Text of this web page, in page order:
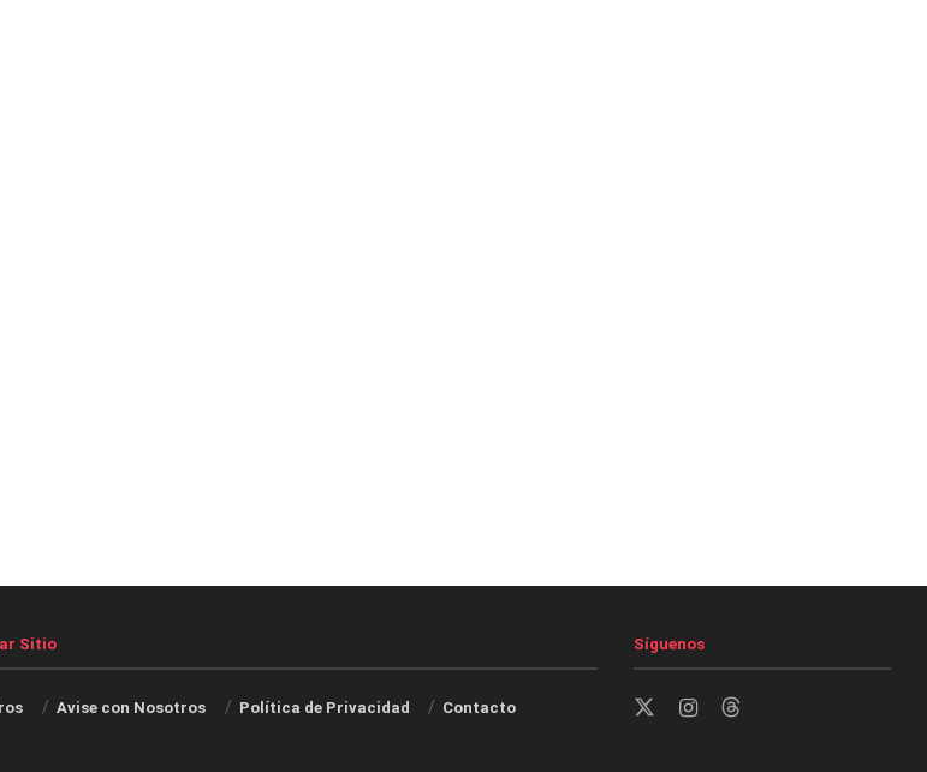
Sitio
Avise con Nosotros Política de Privacidad Contacto
Síguenos